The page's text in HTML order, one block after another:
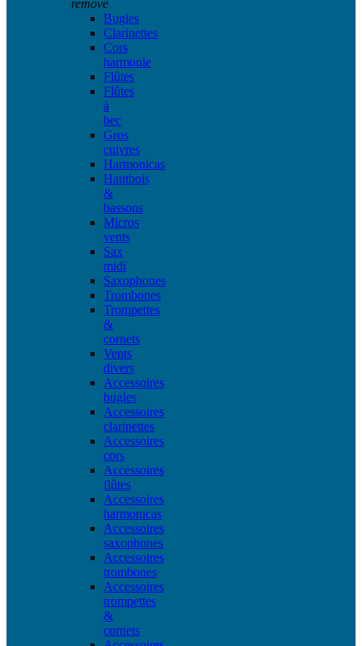
remove
Bugles
Clarinettes
Cors
harmonie
Flûtes
Flûtes
à
bec
Gros
cuivres
Harmonicas
Hautbois
&
bassons
Micros
vents
Sax
midi
Saxophones
Trombones
Trompettes
&
cornets
Vents
divers
Accessoires
bugles
Accessoires
clarinettes
Accessoires
cors
Accessoires
flûtes
Accessoires
harmonicas
Accessoires
saxophones
Accessoires
trombones
Accessoires
trompettes
&
cornets